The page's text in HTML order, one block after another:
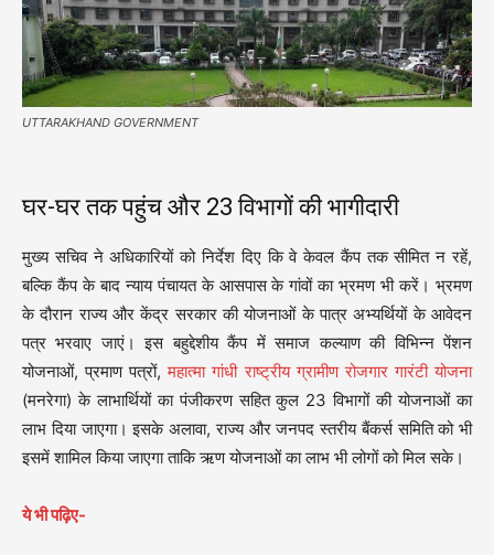
UTTARAKHAND GOVERNMENT
घर-घर तक पहुंच और 23 विभागों की भागीदारी
मुख्य सचिव ने अधिकारियों को निर्देश दिए कि वे केवल कैंप तक सीमित न रहें,
बल्कि कैंप के बाद न्याय पंचायत के आसपास के गांवों का भ्रमण भी करें। भ्रमण
के दौरान राज्य और केंद्र सरकार की योजनाओं के पात्र अभ्यर्थियों के आवेदन
पत्र भरवाए जाएं। इस बहुद्देशीय कैंप में समाज कल्याण की विभिन्न पेंशन
योजनाओं, प्रमाण पत्रों,महात्मा गांधी राष्ट्रीय ग्रामीण रोजगार गारंटी योजना
(मनरेगा) के लाभार्थियों का पंजीकरण सहित कुल 23 विभागों की योजनाओं का
लाभ दिया जाएगा। इसके अलावा, राज्य और जनपद स्तरीय बैंकर्स समिति को भी
इसमें शामिल किया जाएगा ताकि ऋण योजनाओं का लाभ भी लोगों को मिल सके।
ये भी पढ़िए-